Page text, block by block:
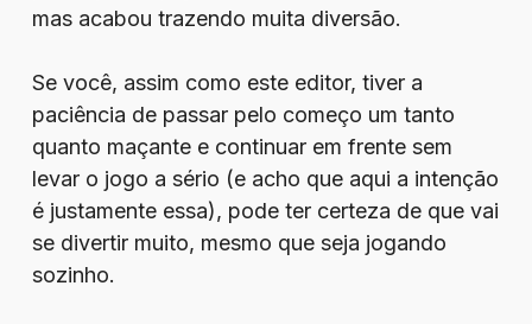
mas acabou trazendo muita diversão.
Se você, assim como este editor, tiver a
paciência de passar pelo começo um tanto
quanto maçante e continuar em frente sem
levar o jogo a sério (e acho que aqui a intenção
é justamente essa), pode ter certeza de que vai
se divertir muito, mesmo que seja jogando
sozinho.